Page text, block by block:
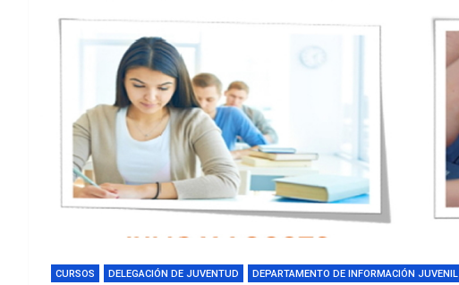
CURSOS DELEGACIÓN DE JUVENTUD DEPARTAMENTO DE INFORMACIÓN JUVENIL